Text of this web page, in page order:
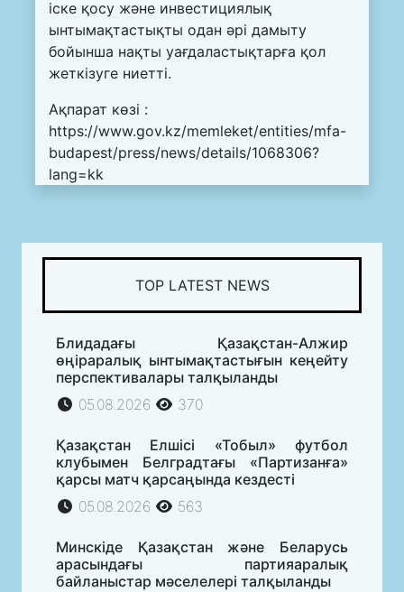
іске қосу және инвестициялық
ынтымақтастықты одан әрі дамыту
бойынша нақты уағдаластықтарға қол
жеткізуге ниетті.
Ақпарат көзі :
https://www.gov.kz/memleket/entities/mfa-
budapest/press/news/details/1068306?
lang=kk
TOP LATEST NEWS
Блидадағы Қазақстан-Алжир
өңіраралық ынтымақтастығын кеңейту
перспективалары талқыланды
05.08.2026
370
Қазақстан Елшісі «Тобыл» футбол
клубымен Белградтағы «Партизанға»
қарсы матч қарсаңында кездесті
05.08.2026
563
Минскіде Қазақстан және Беларусь
арасындағы партияаралық
байланыстар мәселелері талқыланды